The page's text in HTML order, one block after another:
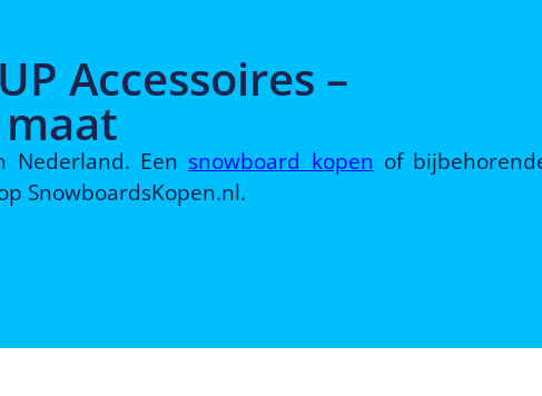
Accessoires –
Nederland. Een snowboard kopen of
SnowboardsKopen.nl.